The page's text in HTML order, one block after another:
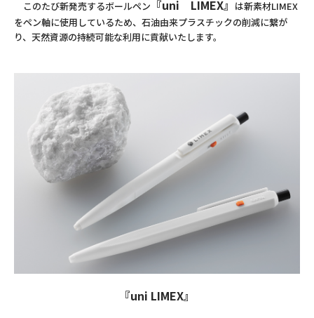
このたび新発売するボールペン 『uni LIMEX』 は新素材LIMEX
をペン軸に使用しているため、石油由来プラスチックの削減に繋が
り、天然資源の持続可能な利用に貢献いたします。
『uni LIMEX』